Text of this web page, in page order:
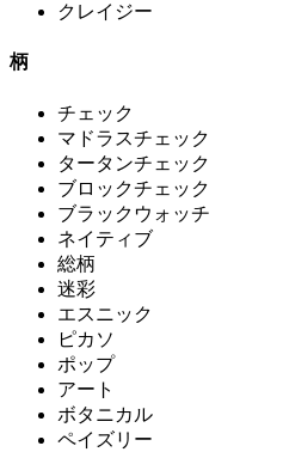
クレイジー
柄
チェック
マドラスチェック
タータンチェック
ブロックチェック
ブラックウォッチ
ネイティブ
総柄
迷彩
エスニック
ピカソ
ポップ
アート
ボタニカル
ペイズリー